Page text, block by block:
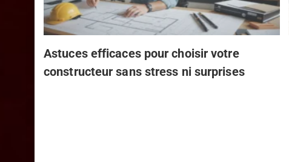
Astuces efficaces pour choisir votre